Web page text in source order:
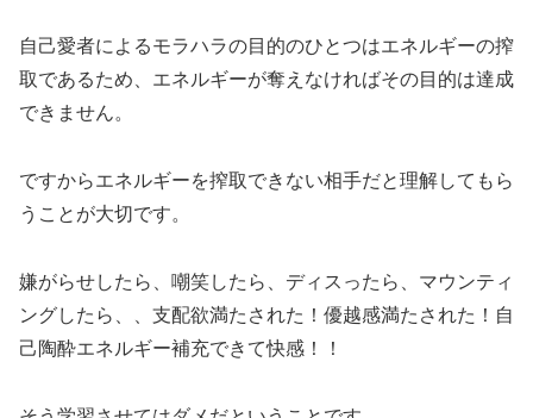
自己愛者によるモラハラの目的のひとつはエネルギーの搾
取であるため、エネルギーが奪えなければその目的は達成
できません。
ですからエネルギーを搾取できない相手だと理解してもら
うことが大切です。
嫌がらせしたら、嘲笑したら、ディスったら、マウンティ
ングしたら、、支配欲満たされた！優越感満たされた！自
己陶酔エネルギー補充できて快感！！